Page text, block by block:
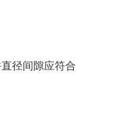
径间隙应符合